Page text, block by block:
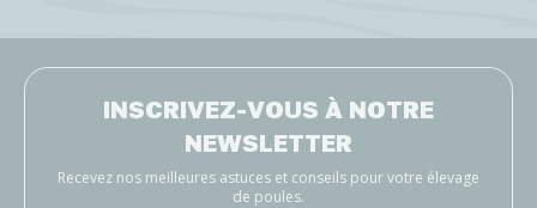
INSCRIVEZ-VOUS À NOTRE
NEWSLETTER
Recevez nos meilleures astuces et conseils pour votre élevage
de poules.